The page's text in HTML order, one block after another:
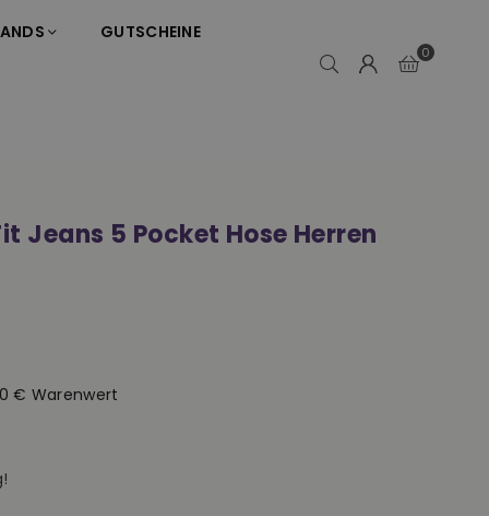
GUTSCHEINE
0
Jeans 5 Pocket Hose Herren
€ Warenwert